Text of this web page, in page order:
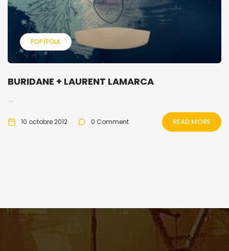
POP/FOLK
BURIDANE + LAURENT LAMARCA
...
10 octobre 2012 0 Comment READ MORE